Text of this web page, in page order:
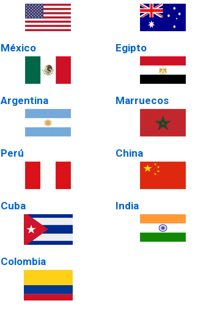
México
Argentina
Perú
Cuba
Colombia
Egipto
Marruecos
China
India